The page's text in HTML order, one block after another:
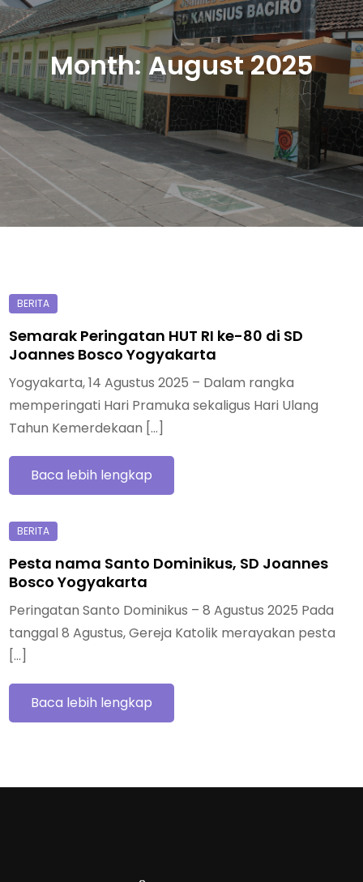
Month:August 2025
Semarak Peringatan HUT RI ke-80 di SD
Joannes Bosco Yogyakarta
Yogyakarta, 14 Agustus 2025 – Dalam rangka
memperingati Hari Pramuka sekaligus Hari Ulang
Tahun Kemerdekaan […]
Baca lebih lengkap
Pesta nama Santo Dominikus, SD Joannes
Bosco Yogyakarta
Peringatan Santo Dominikus – 8 Agustus 2025 Pada
tanggal 8 Agustus, Gereja Katolik merayakan pesta
[…]
Baca lebih lengkap